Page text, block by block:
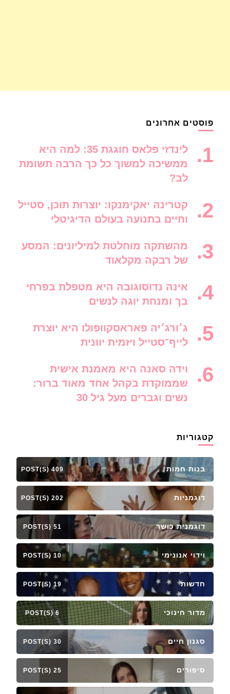
פוסטים אחרונים
לינדזי פלאס חוגגת 35: למה היא
ממשיכה למשוך כל כך הרבה תשומת
לב?
קטרינה יאקימנקו: יוצרות תוכן, סטייל
וחיים בתנועה בעולם הדיגיטלי
מהשתקה מוחלטת למיליונים: המסע
של רבקה מקלאוד
אינה נדוסוגובה היא מטפלת בפרחי
בך ומנחת יוגה לנשים
ג׳ורג׳יה פאראסקוופולו היא יוצרת
לייף־סטייל ויזמית יוונית
וידה סאנה היא מאמנת אישית
שממוקדת בקהל אחד מאוד ברור:
נשים וגברים מעל גיל 30
קטגוריות
בנות חמות 409 POST(S)
דוגמניות 202 POST(S)
דוגמנית כושר 51 POST(S)
וידוי אנונימי 10 POST(S)
חדשות 19 POST(S)
מדור חינוכי 6 POST(S)
סגנון חיים 30 POST(S)
סיפורים 25 POST(S)